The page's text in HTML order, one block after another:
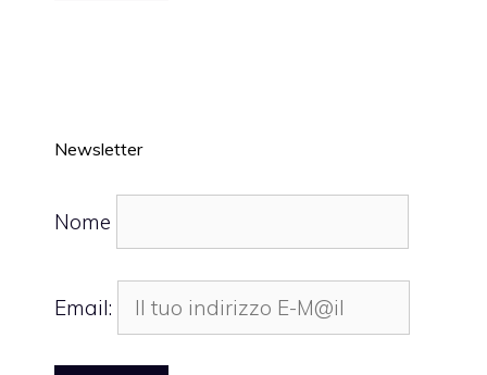
Newsletter
Nome
Email: